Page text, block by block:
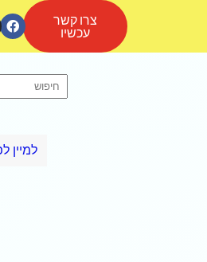
צרו קשר
עכשיו